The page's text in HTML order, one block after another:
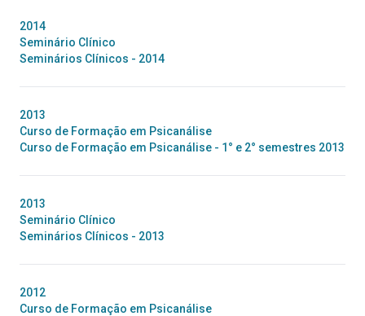
2014
Seminário Clínico
Seminários Clínicos - 2014
2013
Curso de Formação em Psicanálise
Curso de Formação em Psicanálise - 1° e 2° semestres 2013
2013
Seminário Clínico
Seminários Clínicos - 2013
2012
Curso de Formação em Psicanálise